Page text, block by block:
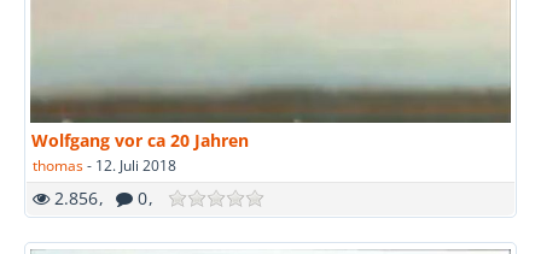
Wolfgang vor ca 20 Jahren
thomas- 12. Juli 2018
2.856 0